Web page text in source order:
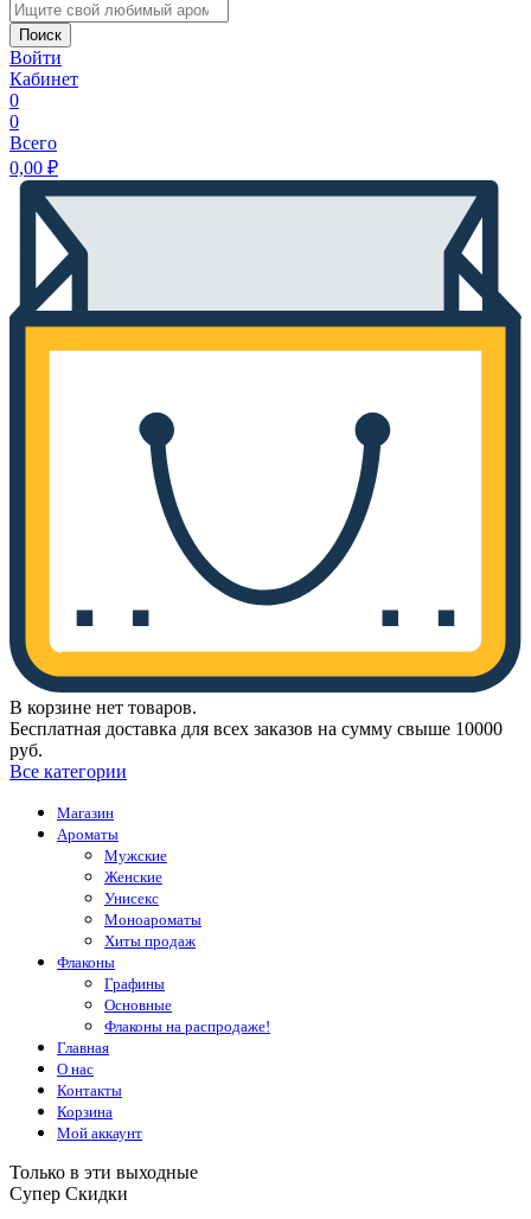
Поиск
Войти
Кабинет
0
0
Всего
0,00 ₽
В корзине нет товаров.
Бесплатная доставка для всех заказов на сумму свыше 10000
руб.
Все категории
Магазин
Ароматы
Мужские
Женские
Унисекс
Моноароматы
Хиты продаж
Флаконы
Графины
Основные
Флаконы на распродаже!
Главная
О нас
Контакты
Корзина
Мой аккаунт
Только в эти выходные
Супер Скидки